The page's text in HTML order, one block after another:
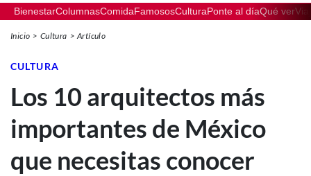
BienestarColumnasComidaFamososCulturaPonte al díaQué ver
Inicio Cultura Artículo
CULTURA
Los 10 arquitectos más
importantes de México
que necesitas conocer